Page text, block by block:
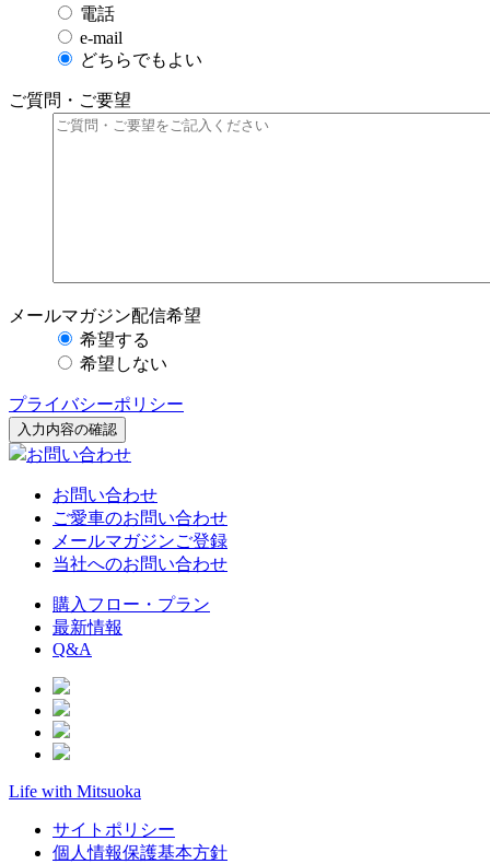
電話
e-mail
どちらでもよい
ご質問・ご要望
メールマガジン配信希望
希望する
希望しない
プライバシーポリシー
入力内容の確認
お問い合わせ
お問い合わせ
ご愛車のお問い合わせ
メールマガジンご登録
当社へのお問い合わせ
購入フロー・プラン
最新情報
Q&A
Life with Mitsuoka
サイトポリシー
個人情報保護基本方針